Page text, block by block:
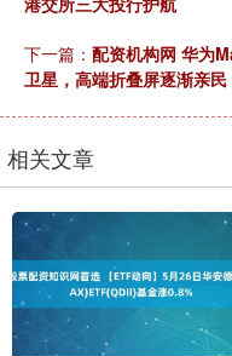
下一篇： 配资机构网 华为
卫星，高端折叠屏逐渐亲民
相关文章